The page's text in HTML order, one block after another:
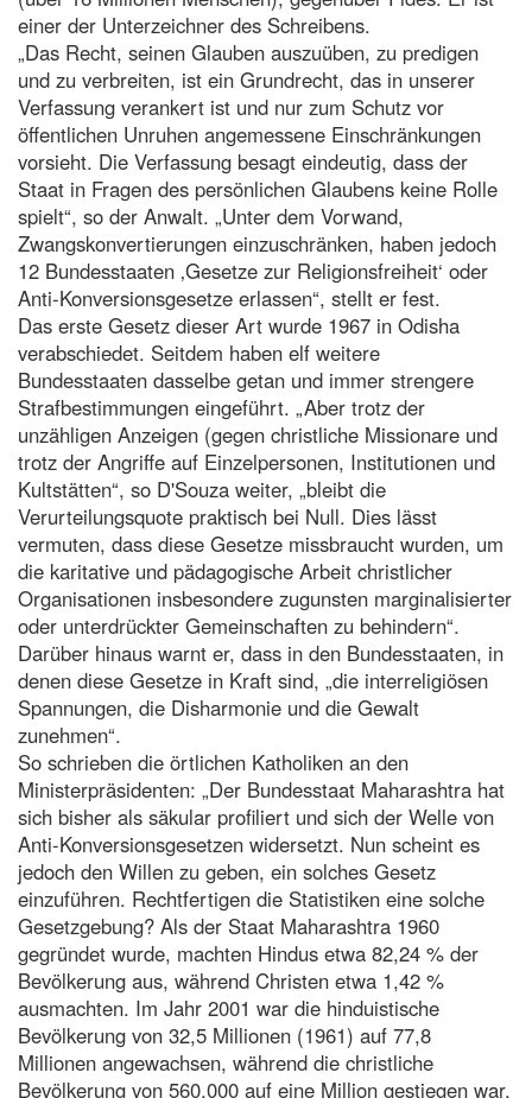
einer der Unterzeichner des Schreibens.
„Das Recht, seinen Glauben auszuüben, zu predigen
und zu verbreiten, ist ein Grundrecht, das in unserer
Verfassung verankert ist und nur zum Schutz vor
öffentlichen Unruhen angemessene Einschränkungen
vorsieht. Die Verfassung besagt eindeutig, dass der
Staat in Fragen des persönlichen Glaubens keine Rolle
spielt“, so der Anwalt. „Unter dem Vorwand,
Zwangskonvertierungen einzuschränken, haben jedoch
12 Bundesstaaten ‚Gesetze zur Religionsfreiheit‘ oder
Anti-Konversionsgesetze erlassen“, stellt er fest.
Das erste Gesetz dieser Art wurde 1967 in Odisha
verabschiedet. Seitdem haben elf weitere
Bundesstaaten dasselbe getan und immer strengere
Strafbestimmungen eingeführt. „Aber trotz der
unzähligen Anzeigen (gegen christliche Missionare und
trotz der Angriffe auf Einzelpersonen, Institutionen und
Kultstätten“, so D'Souza weiter, „bleibt die
Verurteilungsquote praktisch bei Null. Dies lässt
vermuten, dass diese Gesetze missbraucht wurden, um
die karitative und pädagogische Arbeit christlicher
Organisationen insbesondere zugunsten marginalisierter
oder unterdrückter Gemeinschaften zu behindern“.
Darüber hinaus warnt er, dass in den Bundesstaaten, in
denen diese Gesetze in Kraft sind, „die interreligiösen
Spannungen, die Disharmonie und die Gewalt
zunehmen“.
So schrieben die örtlichen Katholiken an den
Ministerpräsidenten: „Der Bundesstaat Maharashtra hat
sich bisher als säkular profiliert und sich der Welle von
Anti-Konversionsgesetzen widersetzt. Nun scheint es
jedoch den Willen zu geben, ein solches Gesetz
einzuführen. Rechtfertigen die Statistiken eine solche
Gesetzgebung? Als der Staat Maharashtra 1960
gegründet wurde, machten Hindus etwa 82,24 % der
Bevölkerung aus, während Christen etwa 1,42 %
ausmachten. Im Jahr 2001 war die hinduistische
Bevölkerung von 32,5 Millionen (1961) auf 77,8
Millionen angewachsen, während die christliche
Bevölkerung von 560.000 auf eine Million gestiegen war,